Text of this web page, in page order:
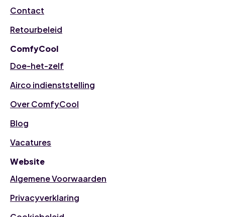
Contact
Retourbeleid
ComfyCool
Doe-het-zelf
Airco indienststelling
Over ComfyCool
Blog
Vacatures
Website
Algemene Voorwaarden
Privacyverklaring